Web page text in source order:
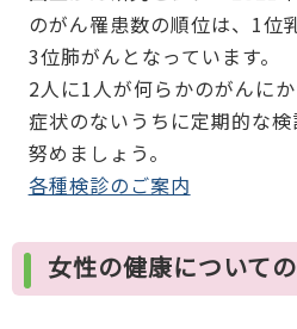
のがん罹患数の順位は、1位
3位肺がんとなっています。
2人に1人が何らかのがんに
症状のないうちに定期的な
努めましょう。
各種検診のご案内
女性の健康について